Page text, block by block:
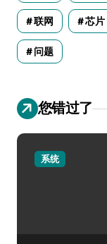
联网 芯片
问题
您错过了
系统